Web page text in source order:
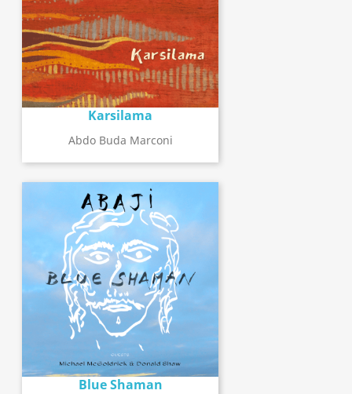
Karsilama
Abdo Buda Marconi
Blue Shaman